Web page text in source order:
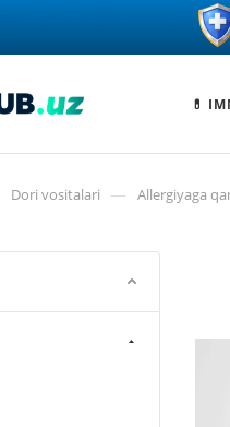
💊
Dori vositalari — Allergiyaga